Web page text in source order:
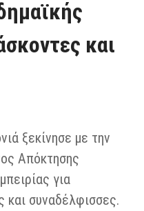
και
ξεκίνησε με την
Απόκτησης
για
και συναδέλφισσες.